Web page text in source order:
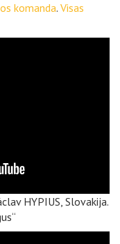
komanda. Visas
HYPIUS, Slovakija.